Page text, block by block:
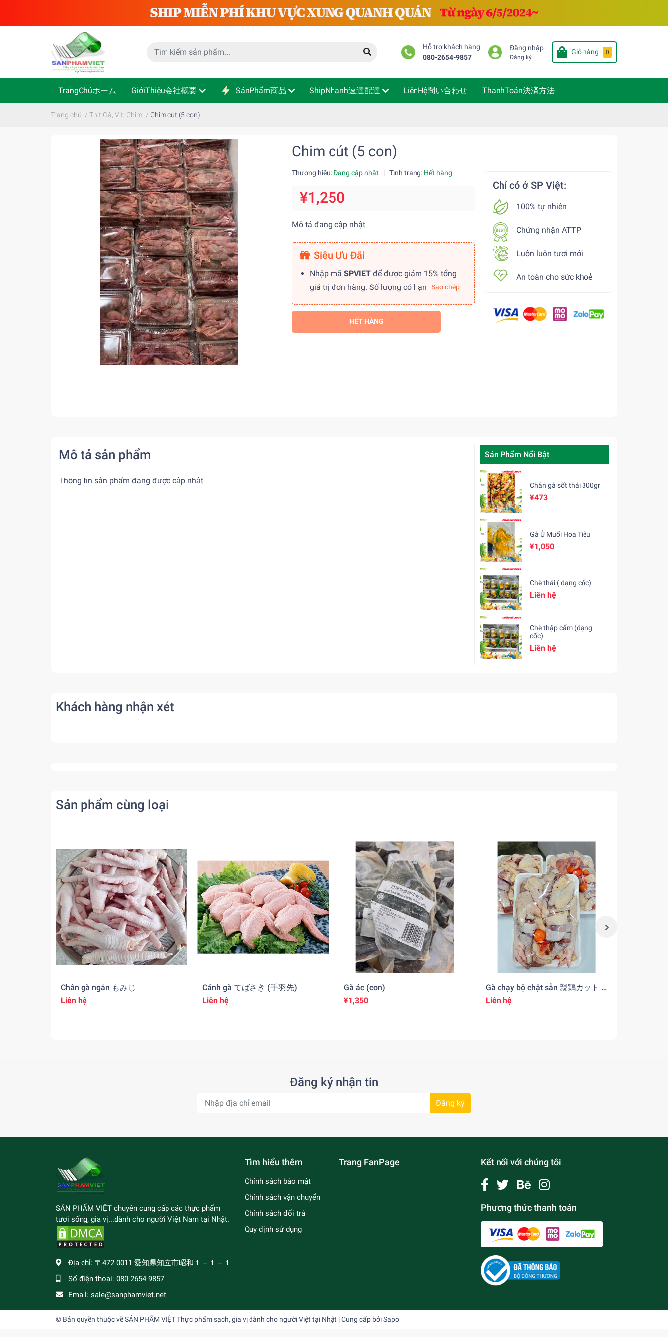
Hỗ trợ khách hàng
080-2654-9857
Đăng nhập
Đăng ký
Giỏ hàng 0
TrangChủホーム GiớiThiệu会社概要 SảnPhẩm商品 ShipNhanh速達配達 LiênHệ問い合わせ ThanhToán決済方法
Trang chủ / Thịt Gà, Vịt, Chim / Chim cút (5 con)
Chim cút (5 con)
Thương hiệu:Đang cập nhật | Tình trạng: Hết hàng
¥1,250
Mô tả đang cập nhật
Siêu Ưu Đãi
Nhập mã SPVIET để được giảm 15% tổng
giá trị đơn hàng. Số lượng có hạn
Sao chép
HẾT HÀNG
Chỉ có ở SP Việt:
100% tự nhiên
Chứng nhận ATTP
Luôn luôn tươi mới
An toàn cho sức khoẻ
Mô tả sản phẩm
Thông tin sản phẩm đang được cập nhật
Sản Phẩm Nổi Bật
Chân gà sốt thái 300gr
¥473
Gà Ủ Muối Hoa Tiêu
¥1,050
Chè thái ( dạng cốc)
Liên hệ
Chè thập cẩm (dạng
cốc)
Liên hệ
Khách hàng nhận xét
Sản phẩm cùng loại
Chân gà ngắn もみじ
Liên hệ
Cánh gà てばさき (手羽先)
Liên hệ
Gà ác (con)
¥1,350
Gà chạy bộ chặt sẵn 親鶏カット (
con )
Liên hệ
Đăng ký nhận tin
Đăng ký
SẢN PHẨM VIỆT chuyên cung cấp các thực phẩm
tươi sống, gia vị...dành cho người Việt Nam tại Nhật.
Địa chỉ: 〒472-0011 愛知県知立市昭和１－１－１
Số điện thoại: 080-2654-9857
Email: sale@sanphamviet.net
Tìm hiểu thêm
Chính sách bảo mật
Chính sách vận chuyển
Chính sách đổi trả
Quy định sử dụng
Trang FanPage Kết nối với chúng tôi
Phương thức thanh toán
© Bản quyền thuộc vềSẢN PHẨM VIỆT Thực phẩm sạch, gia vị dành cho người Việt tại Nhật | Cung cấp bởiSapo